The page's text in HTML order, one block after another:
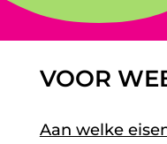
VOOR
Aan welke